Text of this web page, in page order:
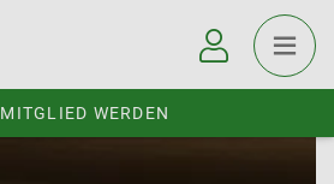
MITGLIED WERDEN